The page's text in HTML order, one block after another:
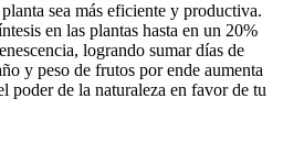
sea más eficiente y productiva.
en las plantas hasta en un 20%
logrando sumar días de
y peso de frutos por ende aumenta
de la naturaleza en favor de tu